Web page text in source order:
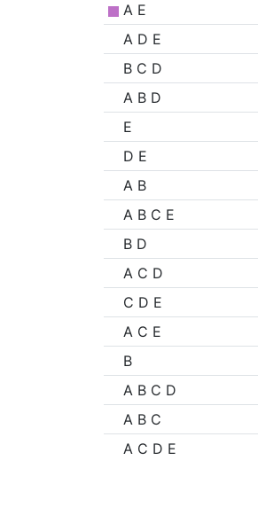
A E
A D E
B C D
A B D
E
D E
A B
A B C E
B D
A C D
C D E
A C E
B
A B C D
A B C
A C D E